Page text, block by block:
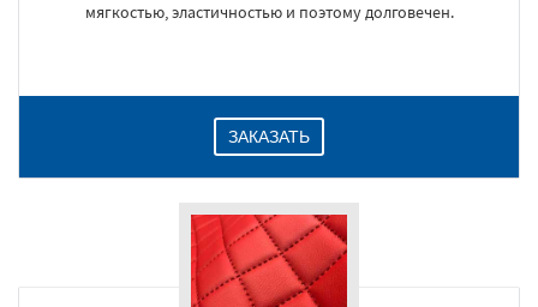
мягкостью, эластичностью и поэтому долговечен.
ЗАКАЗАТЬ